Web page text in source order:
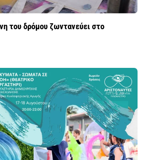
του δρόμου ζωντανεύει στο